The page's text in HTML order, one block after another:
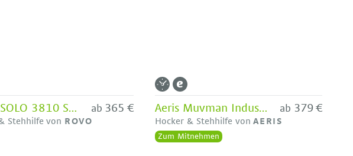
ROVO SOLO 3810 Steh-Sitz-Hocker mit ERGO BALANCE
Stehhilfe von ROVO
ab 365 € Aeris Muvman Industry
Hocker & Stehhilfe vonAERIS
ab 379 €
Zum Mitnehmen